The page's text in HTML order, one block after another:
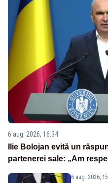
6 aug. 2026, 16:34
Ilie Bolojan evită un
partenerei sale: „Am
6 aug. 2026,